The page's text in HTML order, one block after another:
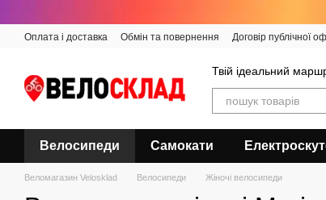
Оплата і доставка Обмін та повернення Договір публічної
Твій ідеальний
Велосипеди Самокати
Веломагазин Velosklad Велосипеди Жіночі велосипеди